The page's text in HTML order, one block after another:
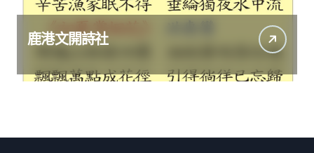
鹿港文開詩社